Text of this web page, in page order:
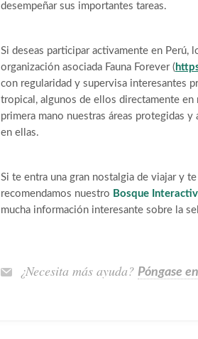
desempeñar sus importantes tareas.
Si deseas participar activamente en Perú,
organización asociada Fauna Forever (
con regularidad y supervisa interesantes
tropical, algunos de ellos directamente
primera mano nuestras áreas protegidas
en ellas.
Si te entra una gran nostalgia de viajar y
recomendamos nuestro Bosque
mucha información interesante sobre la
¿Necesita más ayuda? Póngase